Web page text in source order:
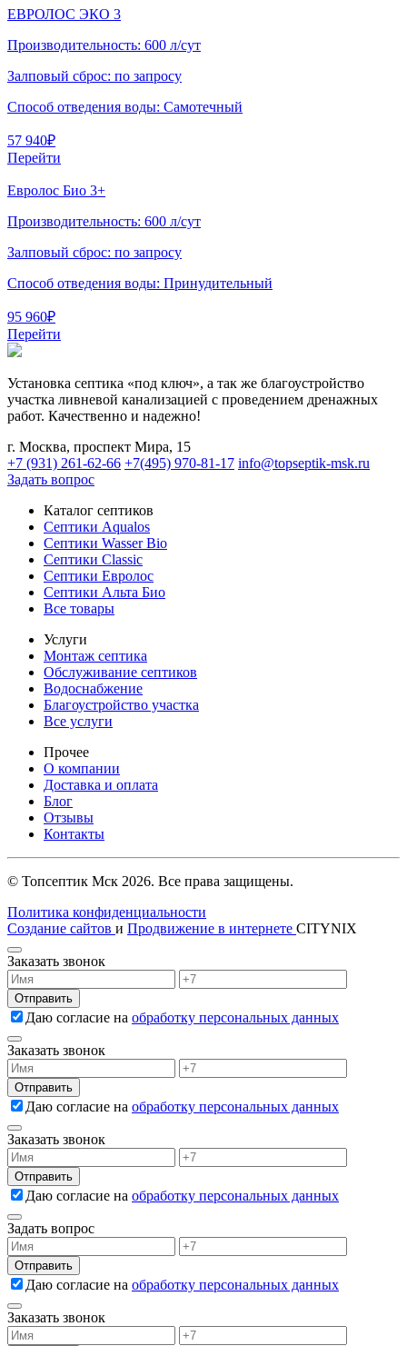
ЕВРОЛОС ЭКО 3
Производительность: 600 л/сут
Залповый сброс: по запросу
Способ отведения воды: Самотечный
57 940₽
Перейти
Евролос Био 3+
Производительность: 600 л/сут
Залповый сброс: по запросу
Способ отведения воды: Принудительный
95 960₽
Перейти
Установка септика «под ключ», а так же благоустройство
участка ливневой канализацией с проведением дренажных
работ. Качественно и надежно!
г. Москва, проспект Мира, 15
+7 (931) 261-62-66 +7(495) 970-81-17 info@topseptik-msk.ru
Задать вопрос
Каталог септиков
Септики Aqualos
Септики Wasser Bio
Септики Classic
Септики Евролос
Септики Альта Био
Все товары
Услуги
Монтаж септика
Обслуживание септиков
Водоснабжение
Благоустройство участка
Все услуги
Прочее
О компании
Доставка и оплата
Блог
Отзывы
Контакты
© Топсептик Мск 2026. Все права защищены.
Политика конфиденциальности
Создание сайтов и Продвижение в интернете CITYNIX
Заказать звонок
Даю согласие на обработку персональных данных
Заказать звонок
Даю согласие на обработку персональных данных
Заказать звонок
Даю согласие на обработку персональных данных
Задать вопрос
Даю согласие на обработку персональных данных
Заказать звонок